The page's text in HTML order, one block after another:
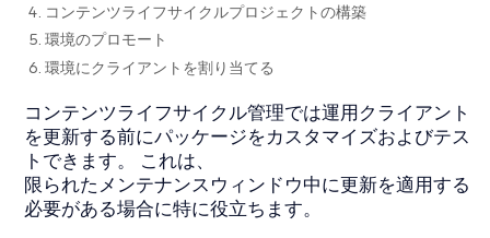
4. コンテンツライフサイクルプロジェクトの構築
5. 環境のプロモート
6. 環境にクライアントを割り当てる
コンテンツライフサイクル管理では運用クライアント
を更新する前にパッケージをカスタマイズおよびテス
トできます。 これは、
限られたメンテナンスウィンドウ中に更新を適用する
必要がある場合に特に役立ちます。